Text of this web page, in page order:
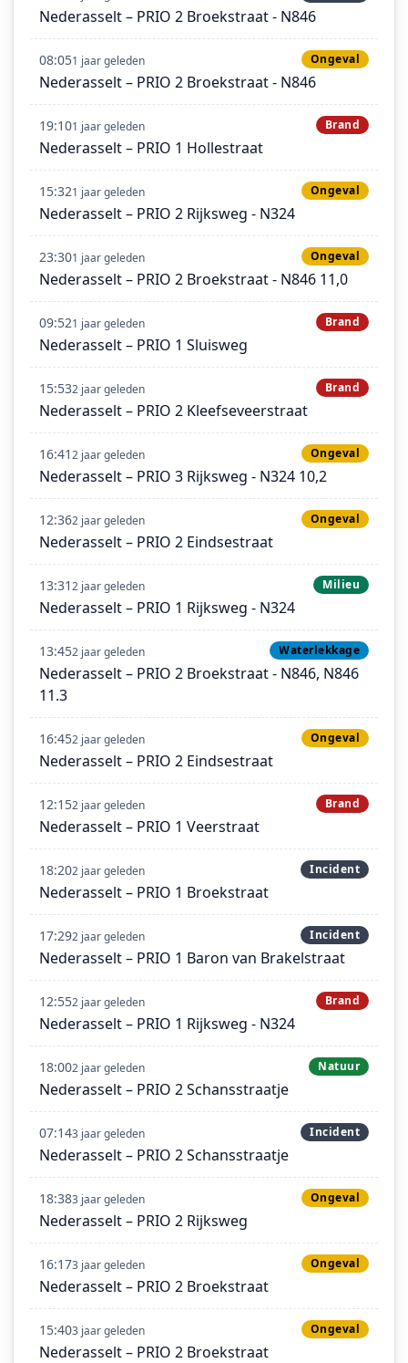
Nederasselt – PRIO 2 Broekstraat - N846
08:051 jaar geleden Ongeval
Nederasselt – PRIO 2 Broekstraat - N846
19:101 jaar geleden Brand
Nederasselt – PRIO 1 Hollestraat
15:321 jaar geleden Ongeval
Nederasselt – PRIO 2 Rijksweg - N324
23:301 jaar geleden Ongeval
Nederasselt – PRIO 2 Broekstraat - N846 11,0
09:521 jaar geleden Brand
Nederasselt – PRIO 1 Sluisweg
15:532 jaar geleden Brand
Nederasselt – PRIO 2 Kleefseveerstraat
16:412 jaar geleden Ongeval
Nederasselt – PRIO 3 Rijksweg - N324 10,2
12:362 jaar geleden Ongeval
Nederasselt – PRIO 2 Eindsestraat
13:312 jaar geleden Milieu
Nederasselt – PRIO 1 Rijksweg - N324
13:452 jaar geleden Waterlekkage
Nederasselt – PRIO 2 Broekstraat - N846, N846
11.3
16:452 jaar geleden Ongeval
Nederasselt – PRIO 2 Eindsestraat
12:152 jaar geleden Brand
Nederasselt – PRIO 1 Veerstraat
18:202 jaar geleden Incident
Nederasselt – PRIO 1 Broekstraat
17:292 jaar geleden Incident
Nederasselt – PRIO 1 Baron van Brakelstraat
12:552 jaar geleden Brand
Nederasselt – PRIO 1 Rijksweg - N324
18:002 jaar geleden Natuur
Nederasselt – PRIO 2 Schansstraatje
07:143 jaar geleden Incident
Nederasselt – PRIO 2 Schansstraatje
18:383 jaar geleden Ongeval
Nederasselt – PRIO 2 Rijksweg
16:173 jaar geleden Ongeval
Nederasselt – PRIO 2 Broekstraat
15:403 jaar geleden Ongeval
Nederasselt – PRIO 2 Broekstraat